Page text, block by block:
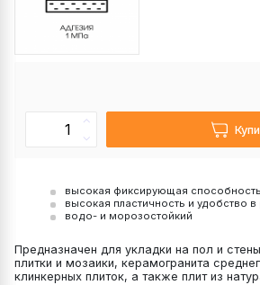
высокая фиксирующая способность
высокая пластичность и удобство в
водо- и морозостойкий
Предназначен для укладки на пол и
плитки и мозаики, керамогранита
клинкерных плиток, а также плит из